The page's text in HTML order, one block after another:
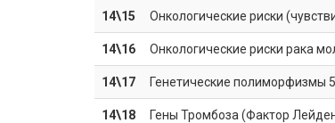
14\15 Онкологические риски
14\16 Онкологические риски рака
14\17 Генетические полиморфизмы
14\18 Гены Тромбоза (Фактор